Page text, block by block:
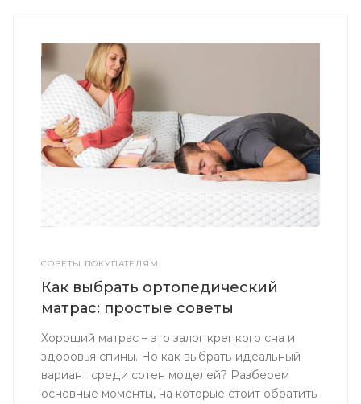
СОВЕТЫ ПОКУПАТЕЛЯМ
Как выбрать ортопедический
матрас: простые советы
Хороший матрас – это залог крепкого сна и
здоровья спины. Но как выбрать идеальный
вариант среди сотен моделей? Разберем
основные моменты, на которые стоит обратить